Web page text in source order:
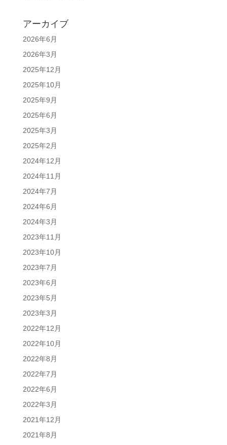
アーカイブ
2026年6月
2026年3月
2025年12月
2025年10月
2025年9月
2025年6月
2025年3月
2025年2月
2024年12月
2024年11月
2024年7月
2024年6月
2024年3月
2023年11月
2023年10月
2023年7月
2023年6月
2023年5月
2023年3月
2022年12月
2022年10月
2022年8月
2022年7月
2022年6月
2022年3月
2021年12月
2021年8月